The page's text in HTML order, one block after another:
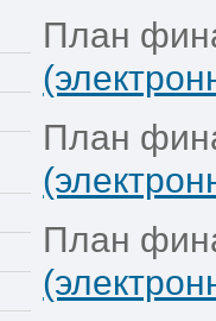
План
План
План